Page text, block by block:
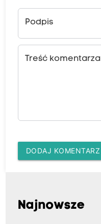
Podpis
Treść komentarza
DODAJ KOMENTARZ
Najnowsze